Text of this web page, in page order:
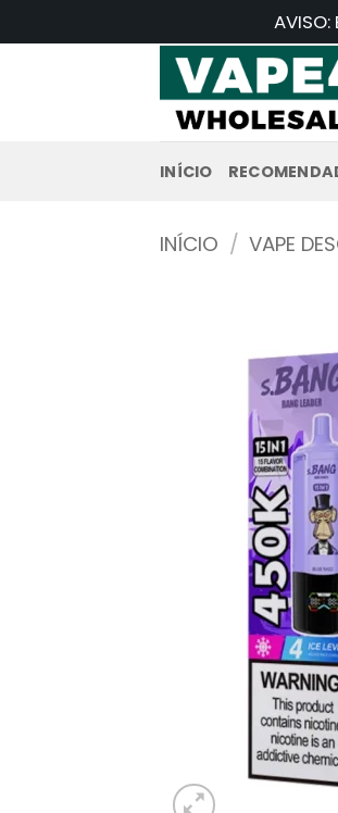
para
INÍCIO
INÍCIO / VAPE